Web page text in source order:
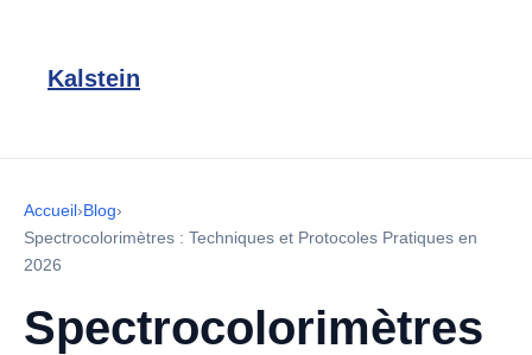
Kalstein
Accueil›Blog›
Spectrocolorimètres : Techniques et Protocoles Pratiques en
2026
Spectrocolorimètres